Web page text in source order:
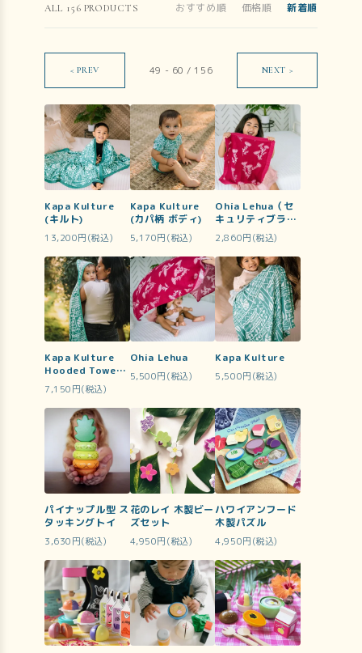
ALL 156 PRODUCTS おすすめ順 価格順 新着順
< PREV 49 - 60 / 156 NEXT >
Kapa Kulture
(キルト)
13,200円(税込)
Kapa Kulture
(カパ柄 ボディ)
5,170円(税込)
Ohia Lehua（セ
キュリティブラン
ケット）
2,860円(税込)
Kapa Kulture
Hooded Towel
Set (フード付タ
オルセット)
7,150円(税込)
Ohia Lehua
5,500円(税込)
Kapa Kulture
5,500円(税込)
パイナップル型 ス
タッキングトイ
3,630円(税込)
花のレイ 木製ビー
ズセット
4,950円(税込)
ハワイアンフード
木製パズル
4,950円(税込)